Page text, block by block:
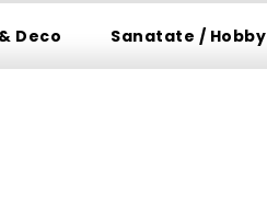
Deco Sanatate / Hobby